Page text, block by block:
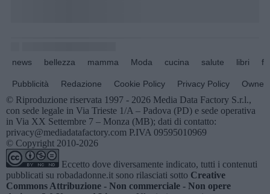
news bellezza mamma Moda cucina salute libri
Pubblicità Redazione Cookie Policy Privacy Policy
© Riproduzione riservata 1997 - 2026 Media Data Factory S.r.l.,
con sede legale in Via Trieste 1/A – Padova (PD) e sede operativa
in Via XX Settembre 7 – Monza (MB); dati di contatto:
privacy@mediadatafactory.com P.IVA 09595010969
© Copyright 2010-2026
Eccetto dove diversamente indicato, tutti i contenuti
pubblicati su robadadonne.it sono rilasciati sotto Creative
Commons Attribuzione - Non commerciale - Non opere